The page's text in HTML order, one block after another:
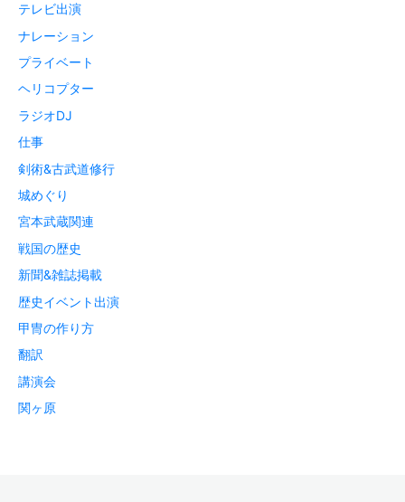
テレビ出演
ナレーション
プライベート
ヘリコプター
ラジオDJ
仕事
剣術&古武道修行
城めぐり
宮本武蔵関連
戦国の歴史
新聞&雑誌掲載
歴史イベント出演
甲冑の作り方
翻訳
講演会
関ヶ原